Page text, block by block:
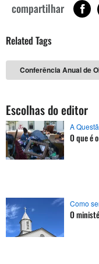
compartilhar
Related Tags
Conferência Anual de
Escolhas do editor
A
O que é
Como
O